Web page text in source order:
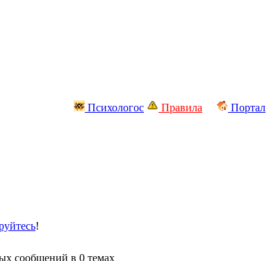
Психологос Правила Портал
!
сообщений в 0 темах